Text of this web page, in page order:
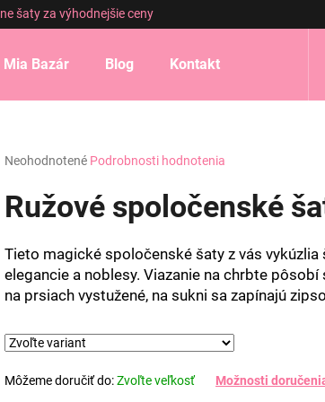
šaty za výhodnejšie ceny
Mia Bazár Blog Kontakt
Priemerné
produktu
je
5
hviezdičiek.
Neohodnotené Podrobnosti hodnotenia
Ružové spoločenské
Tieto magické spoločenské šaty z vás
elegancie a noblesy. Viazanie na chrbte pôsobí
na prsiach vystužené, na sukni sa zapínajú
Môžeme doručiť do:Zvoľte veľkosť Možnosti
HĽADAŤ